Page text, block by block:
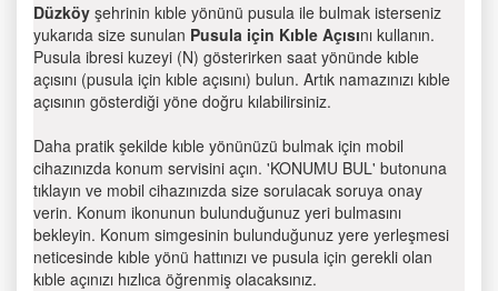
Düzköy şehrinin kıble yönünü pusula ile bulmak isterseniz
yukarıda size sunulan Pusula için Kıble Açısını kullanın.
Pusula ibresi kuzeyi (N) gösterirken saat yönünde kıble
açısını (pusula için kıble açısını) bulun. Artık namazınızı kıble
açısının gösterdiği yöne doğru kılabilirsiniz.
Daha pratik şekilde kıble yönünüzü bulmak için mobil
cihazınızda konum servisini açın. 'KONUMU BUL' butonuna
tıklayın ve mobil cihazınızda size sorulacak soruya onay
verin. Konum ikonunun bulunduğunuz yeri bulmasını
bekleyin. Konum simgesinin bulunduğunuz yere yerleşmesi
neticesinde kıble yönü hattınızı ve pusula için gerekli olan
kıble açınızı hızlıca öğrenmiş olacaksınız.